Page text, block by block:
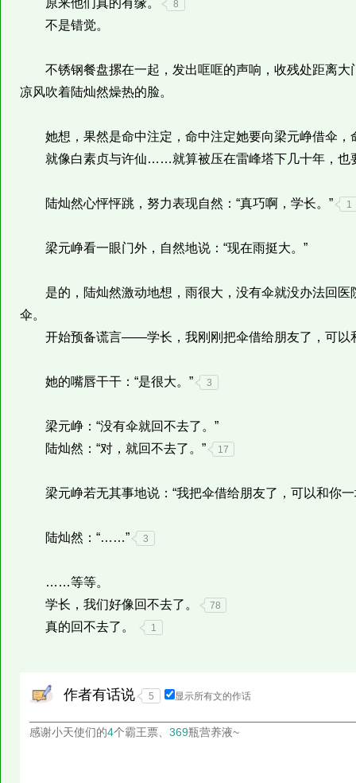
原来他们真的有缘。 8
不是错觉。
不锈钢餐盘摞在一起，发出哐哐的声响，收残处距离大
凉风吹着陆灿然燥热的脸。
她想，果然是命中注定，命中注定她要向梁元峥借伞，
就像白素贞与许仙……就算被压在雷峰塔下几十年，也
陆灿然心怦怦跳，努力表现自然：“真巧啊，学长。” 1
梁元峥看一眼门外，自然地说：“现在雨挺大。”
是的，陆灿然激动地想，雨很大，没有伞就没办法回医
伞。
开始预备谎言——学长，我刚刚把伞借给朋友了，可以
她的嘴唇干干：“是很大。” 3
梁元峥：“没有伞就回不去了。”
陆灿然：“对，就回不去了。”
17
梁元峥若无其事地说：“我把伞借给朋友了，可以和你一
陆灿然：“……” 3
……等等。
学长，我们好像回不去了。
78
真的回不去了。 1
作者有话说 5 显示所有文的作话
感谢小天使们的4个霸王票、 369瓶营养液~